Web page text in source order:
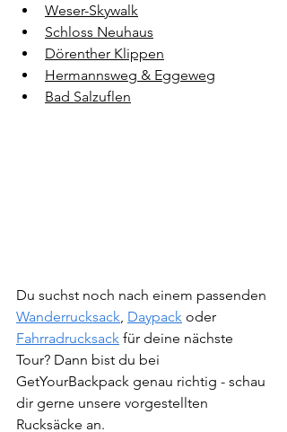
Weser-Skywalk
Schloss Neuhaus
Dörenther Klippen
Hermannsweg & Eggeweg
Bad Salzuflen
Du suchst noch nach einem passenden
Wanderrucksack, Daypack oder
Fahrradrucksack für deine nächste
Tour? Dann bist du bei
GetYourBackpack genau richtig - schau
dir gerne unsere vorgestellten
Rucksäcke an.